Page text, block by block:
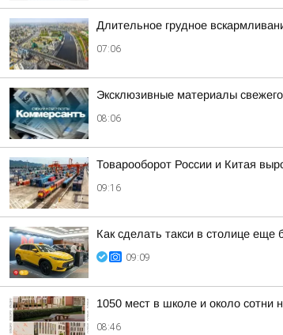
Длительное грудное
07:06
Эксклюзивные материалы
08:06
Товарооборот России и Китая
09:16
Как сделать такси в столице
09:09
1050 мест в школе и около сотни
08:46